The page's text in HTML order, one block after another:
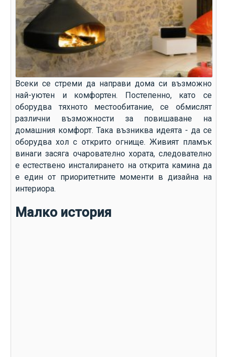
Всеки се стреми да направи дома си възможно
най-уютен и комфортен. Постепенно, като се
оборудва тяхното местообитание, се обмислят
различни възможности за повишаване на
домашния комфорт. Така възниква идеята - да се
оборудва хол с открито огнище. Живият пламък
винаги засяга очарователно хората, следователно
е естествено инсталирането на открита камина да
е един от приоритетните моменти в дизайна на
интериора.
Малко история